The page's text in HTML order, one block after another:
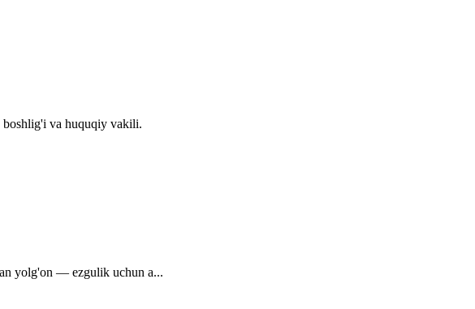
va huquqiy vakili.
yolg'on — ezgulik uchun a...